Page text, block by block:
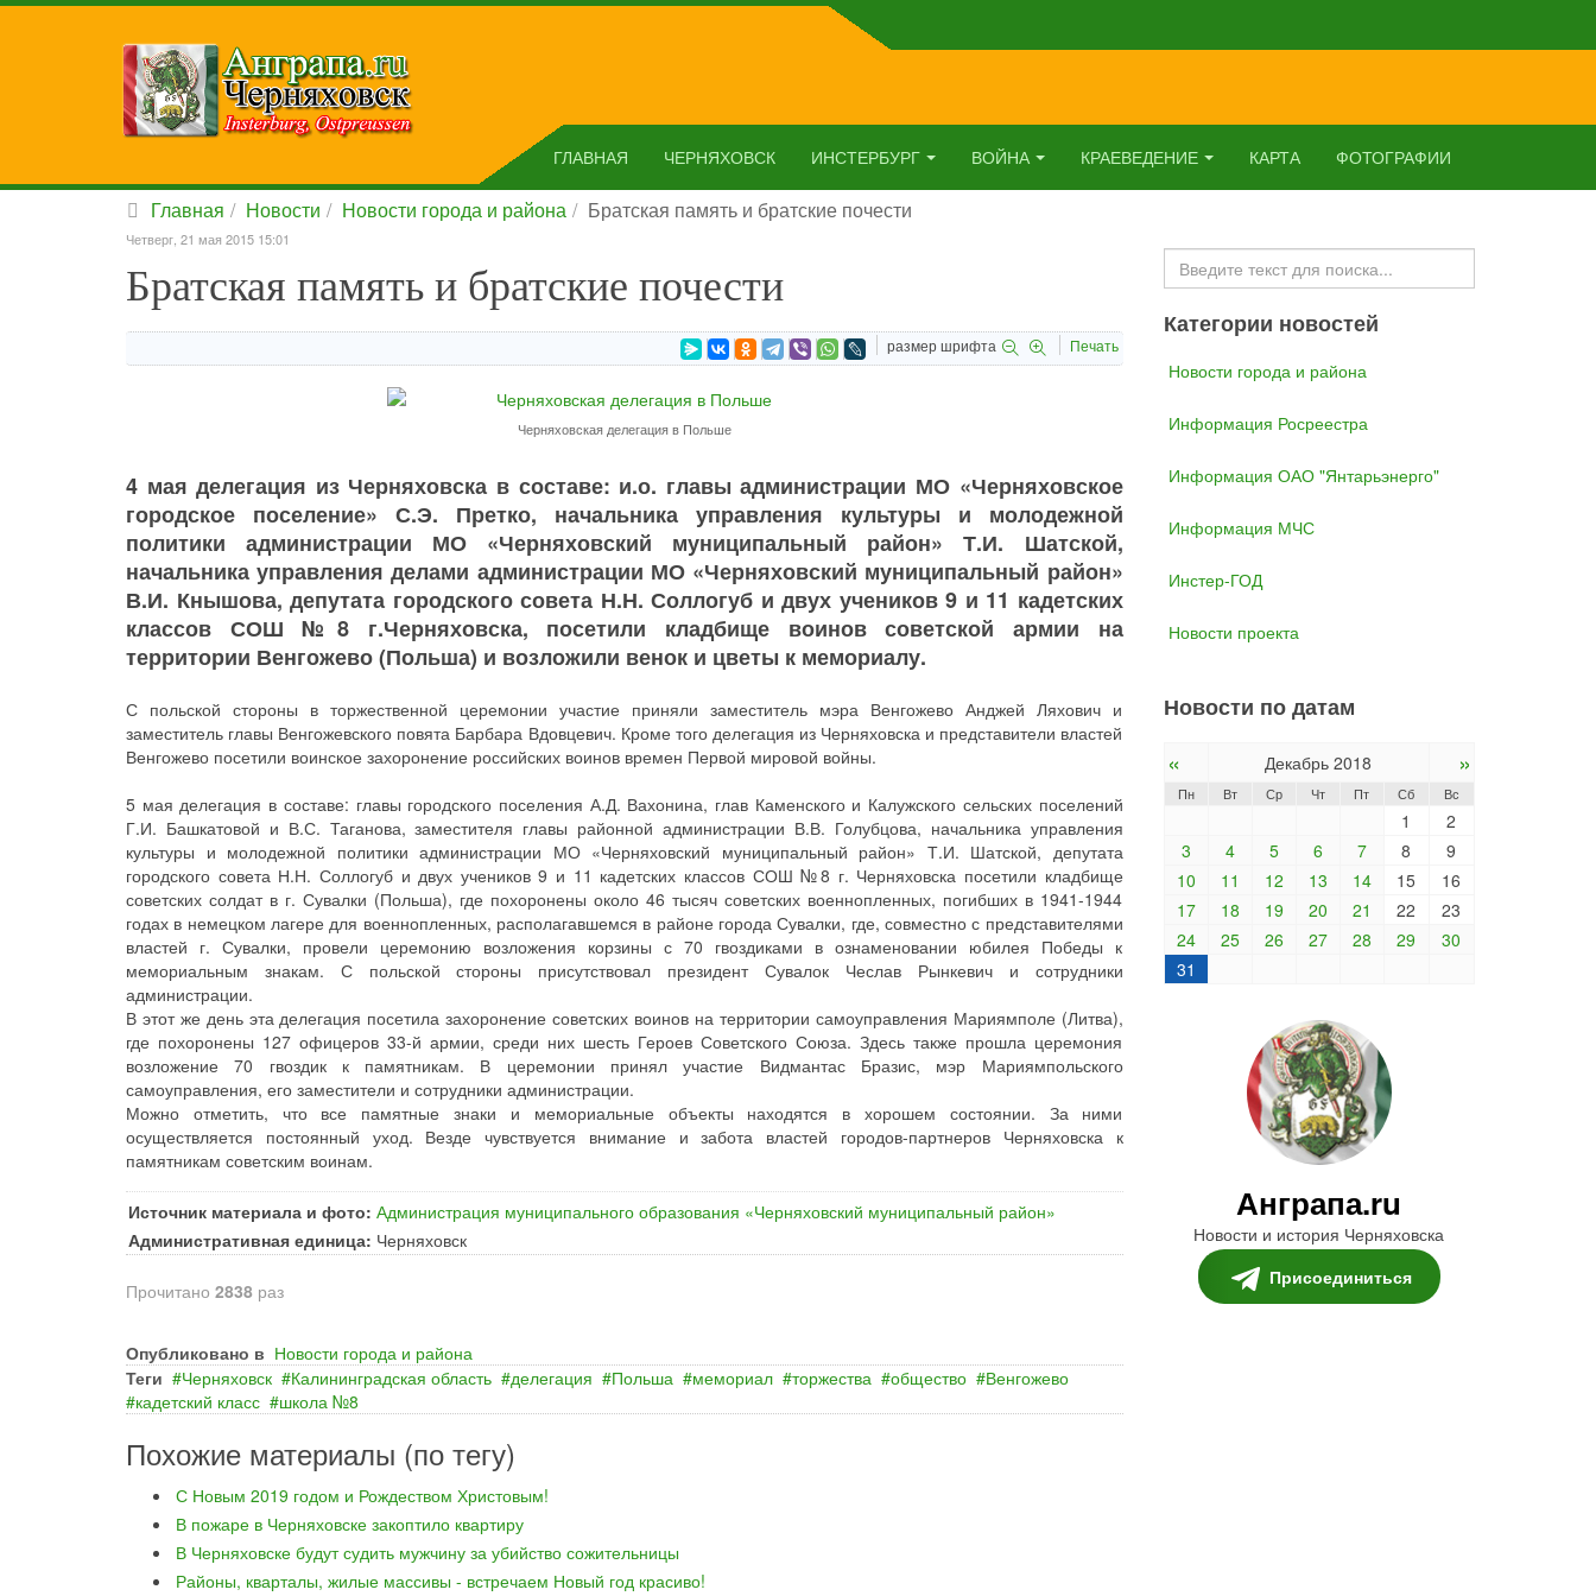
ГЛАВНАЯ ЧЕРНЯХОВСК ИНСТЕРБУРГ ВОЙНА КРАЕВЕДЕНИЕ КАРТА ФОТОГРАФИИ
Главная Новости Новости города и района Братская память и братские почести
Четверг, 21 мая 2015 15:01
Братская память и братские почести
размер шрифта Печать
Черняховская делегация в Польше
4 мая делегация из Черняховска в составе: и.о. главы администрации МО «Черняховское
городское поселение» С.Э. Претко, начальника управления культуры и молодежной
политики администрации МО «Черняховский муниципальный район» Т.И. Шатской,
начальника управления делами администрации МО «Черняховский муниципальный район»
В.И. Кнышова, депутата городского совета Н.Н. Соллогуб и двух учеников 9 и 11 кадетских
классов СОШ №8 г.Черняховска, посетили кладбище воинов советской армии на
территории Венгожево (Польша) и возложили венок и цветы к мемориалу.
С польской стороны в торжественной церемонии участие приняли заместитель мэра Венгожево Анджей Ляхович и
заместитель главы Венгожевского повята Барбара Вдовцевич. Кроме того делегация из Черняховска и представители властей
Венгожево посетили воинское захоронение российских воинов времен Первой мировой войны.
5 мая делегация в составе: главы городского поселения А.Д. Вахонина, глав Каменского и Калужского сельских поселений
Г.И. Башкатовой и В.С. Таганова, заместителя главы районной администрации В.В. Голубцова, начальника управления
культуры и молодежной политики администрации МО «Черняховский муниципальный район» Т.И. Шатской, депутата
городского совета Н.Н. Соллогуб и двух учеников 9 и 11 кадетских классов СОШ №8 г. Черняховска посетили кладбище
советских солдат в г. Сувалки (Польша), где похоронены около 46 тысяч советских военнопленных, погибших в 1941-1944
годах в немецком лагере для военнопленных, располагавшемся в районе города Сувалки, где, совместно с представителями
властей г. Сувалки, провели церемонию возложения корзины с 70 гвоздиками в ознаменовании юбилея Победы к
мемориальным знакам. С польской стороны присутствовал президент Сувалок Чеслав Рынкевич и сотрудники
администрации.
В этот же день эта делегация посетила захоронение советских воинов на территории самоуправления Мариямполе (Литва),
где похоронены 127 офицеров 33-й армии, среди них шесть Героев Советского Союза. Здесь также прошла церемония
возложение 70 гвоздик к памятникам. В церемонии принял участие Видмантас Бразис, мэр Мариямпольского
самоуправления, его заместители и сотрудники администрации.
Можно отметить, что все памятные знаки и мемориальные объекты находятся в хорошем состоянии. За ними
осуществляется постоянный уход. Везде чувствуется внимание и забота властей городов-партнеров Черняховска к
памятникам советским воинам.
Источник материала и фото: Администрация муниципального образования «Черняховский муниципальный район»
Административная единица: Черняховск
Прочитано 2838 раз
Опубликовано в Новости города и района
Теги
Черняховск Калининградская область делегация Польша мемориал торжества общество
Венгожево
кадетский класс
школа №8
Похожие материалы (по тегу)
С Новым 2019 годом и Рождеством Христовым!
В пожаре в Черняховске закоптило квартиру
В Черняховске будут судить мужчину за убийство сожительницы
Районы, кварталы, жилые массивы - встречаем Новый год красиво!
Искать...
Категории новостей
Новости города и района
Информация Росреестра
Информация ОАО "Янтарьэнерго"
Информация МЧС
Инстер-ГОД
Новости проекта
Новости по датам
« Декабрь 2018 »
Пн Вт Ср Чт Пт Сб Вс
1
2
3
4 5 6 7 8
9
10
11 12 13 14 15
16
17
18 19 20 21 22
23
24
25 26 27 28 29
30
31
Анграпа.ru
Новости и история Черняховска
Присоединиться